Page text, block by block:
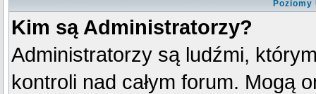
Kim są Administratorzy?
Administratorzy są ludźmi,
kontroli nad całym forum. Mogą